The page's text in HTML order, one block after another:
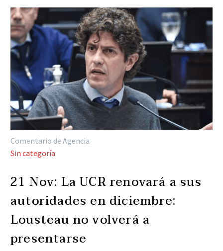
Comentario de Agencia
Sin categoría
21 Nov: La UCR renovará a sus
autoridades en diciembre:
Lousteau no volverá a
presentarse